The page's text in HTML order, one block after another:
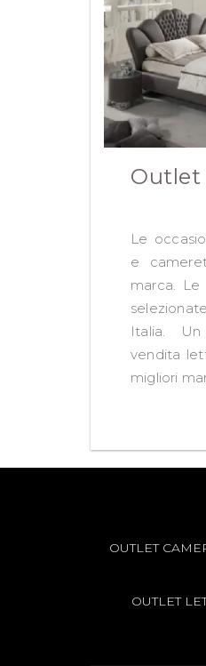
Outlet
Le
e
marca.
Italia.
vendita
migliori
OUTLET
OUTLET